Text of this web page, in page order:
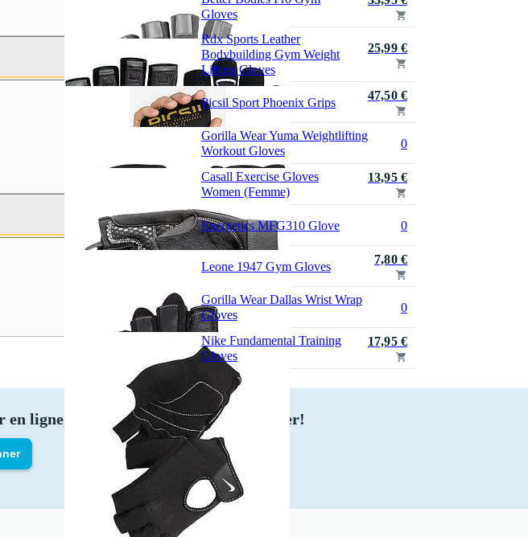
Gloves
Rdx Sports Leather
Bodybuilding Gym Weight
Lifting Gloves
25,99 €
Picsil Sport Phoenix Grips 47,50 €
Gorilla Wear Yuma Weightlifting
Workout Gloves
0
Casall Exercise Gloves
Women (Femme)
13,95 €
Energetics MFG310 Glove 0
Leone 1947 Gym Gloves 7,80 €
Gorilla Wear Dallas Wrist Wrap
Gloves
0
Nike Fundamental Training
Gloves
17,95 €
en ligne, inscrivez-vous à notre newsletter!